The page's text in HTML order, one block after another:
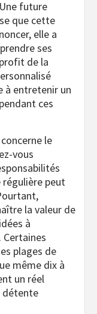
future
que cette
elle a
ses
de la
à entretenir un
ces
le
vous
régulière peut
la valeur de
à
plages de
même dix à
un réel
détente